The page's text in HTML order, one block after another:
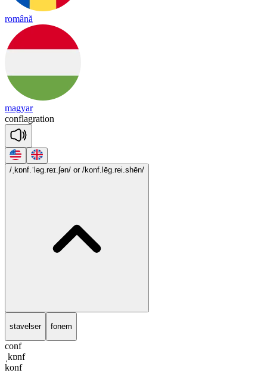
română
magyar
conflagration
/ˌkɒnf.ˈləg.reɪ.ʃən/ or /konf.lēg.rei.shēn/
stavelser fonem
conf
ˌkɒnf
konf